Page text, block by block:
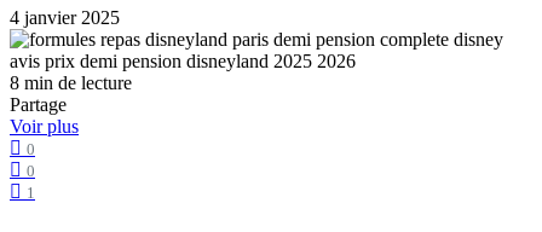
4 janvier 2025
8 min de lecture
Partage
Voir plus
0
0
1